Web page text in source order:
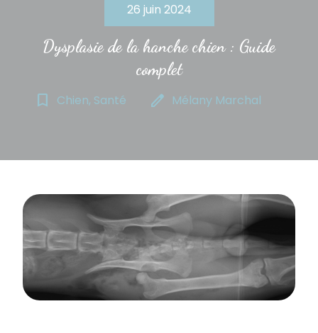
26 juin 2024
Dysplasie de la hanche chien : Guide
complet
bookmark_border Chien, Santé edit Mélany Marchal